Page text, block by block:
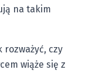
na takim
czy
wiąże się z